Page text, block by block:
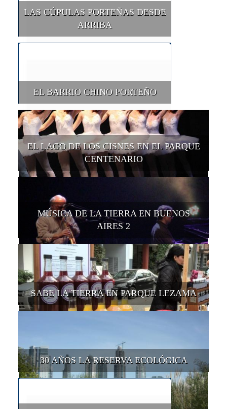
LAS CÚPULAS PORTEÑAS DESDE
ARRIBA
EL BARRIO CHINO PORTEÑO
EL LAGO DE LOS CISNES EN EL PARQUE
CENTENARIO
MÚSICA DE LA TIERRA EN BUENOS
AIRES 2
SABE LA TIERRA EN PARQUE LEZAMA
30 AÑOS LA RESERVA ECOLÓGICA